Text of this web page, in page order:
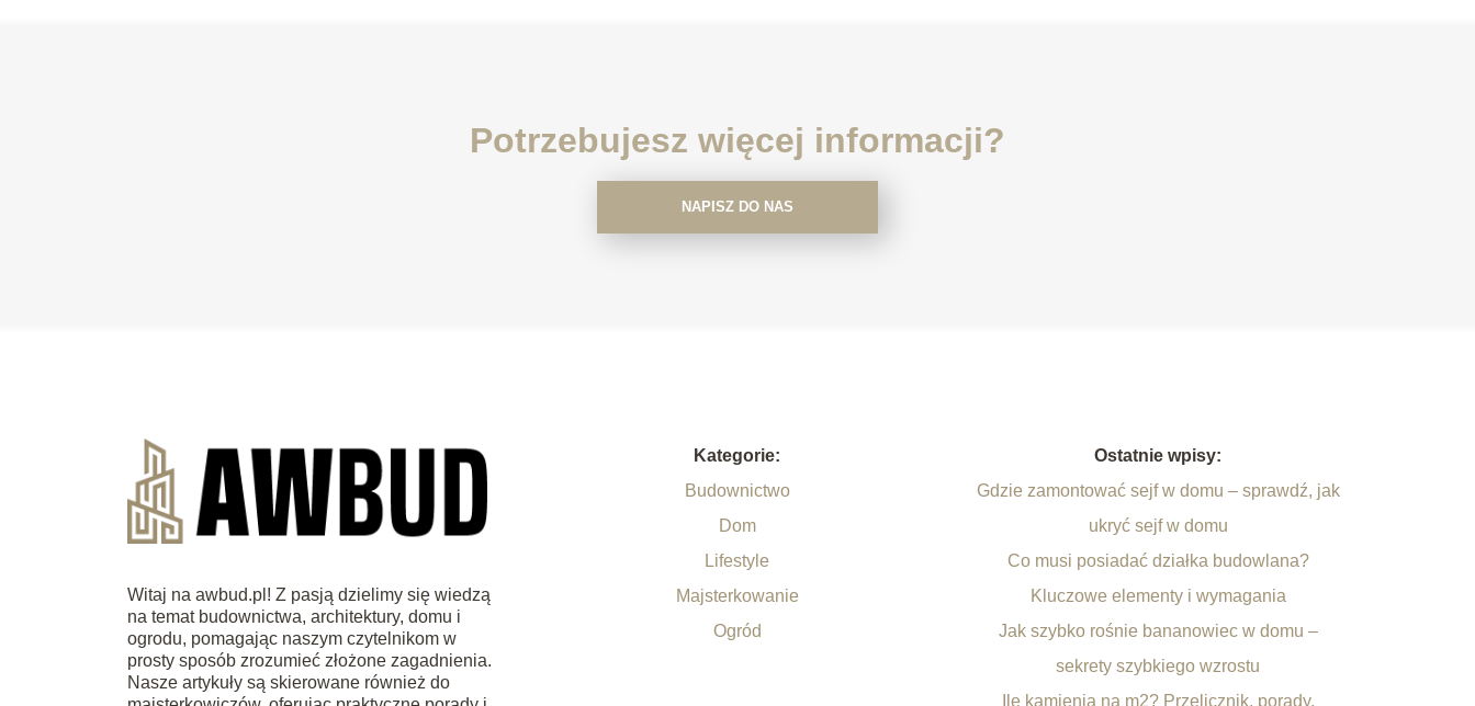
Potrzebujesz więcej informacji?
NAPISZ DO NAS
Witaj na awbud.pl! Z pasją dzielimy się wiedzą
na temat budownictwa, architektury, domu i
ogrodu, pomagając naszym czytelnikom w
prosty sposób zrozumieć złożone zagadnienia.
Nasze artykuły są skierowane również do
Kategorie:
Budownictwo
Dom
Lifestyle
Majsterkowanie
Ogród
Ostatnie wpisy:
Gdzie zamontować sejf w domu – sprawdź, jak
ukryć sejf w domu
Co musi posiadać działka budowlana?
Kluczowe elementy i wymagania
Jak szybko rośnie bananowiec w domu –
sekrety szybkiego wzrostu
Ile kamienia na m2? Przelicznik, porady,